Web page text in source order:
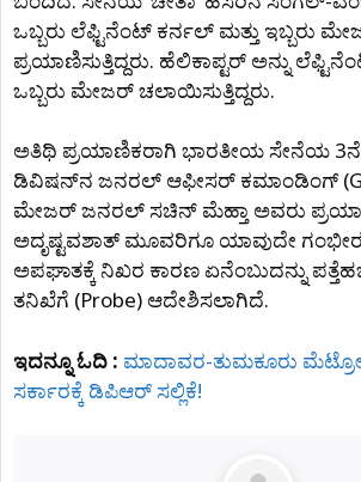
ಒಬ್ಬರು ಲೆಫ್ಟಿನೆಂಟ್ ಕರ್ನಲ್ ಮತ್ತು ಇಬ್ಬರು
ಪ್ರಯಾಣಿಸುತ್ತಿದ್ದರು. ಹೆಲಿಕಾಪ್ಟರ್ ಅನ್ನು
ಒಬ್ಬರು ಮೇಜರ್ ಚಲಾಯಿಸುತ್ತಿದ್ದರು.
ಅತಿಥಿ ಪ್ರಯಾಣಿಕರಾಗಿ ಭಾರತೀಯ ಸೇನೆಯ
ಡಿವಿಷನ್‌ನ ಜನರಲ್ ಆಫೀಸರ್ ಕಮಾಂಡಿಂಗ್
ಮೇಜರ್ ಜನರಲ್ ಸಚಿನ್ ಮೆಹ್ತಾ ಅವರು
ಅದೃಷ್ಟವಶಾತ್ ಮೂವರಿಗೂ ಯಾವುದೇ ಗಂಭೀರ
ಅಪಘಾತಕ್ಕೆ ನಿಖರ ಕಾರಣ ಏನೆಂಬುದನ್ನು
ತನಿಖೆಗೆ (Probe) ಆದೇಶಿಸಲಾಗಿದೆ.
ಇದನ್ನೂ ಓದಿ : ಮಾದಾವರ-ತುಮಕೂರು
ಸರ್ಕಾರಕ್ಕೆ ಡಿಪಿಆರ್ ಸಲ್ಲಿಕೆ!